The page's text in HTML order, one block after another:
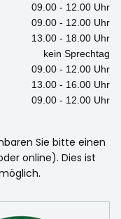
09.00 - 12.00 Uhr
09.00 - 12.00 Uhr
13.00 - 18.00 Uhr
kein Sprechtag
09.00 - 12.00 Uhr
13.00 - 16.00 Uhr
09.00 - 12.00 Uhr
Sie bitte einen
online). Dies ist